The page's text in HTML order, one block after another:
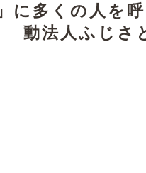
に多くの人を
動法人ふじさ